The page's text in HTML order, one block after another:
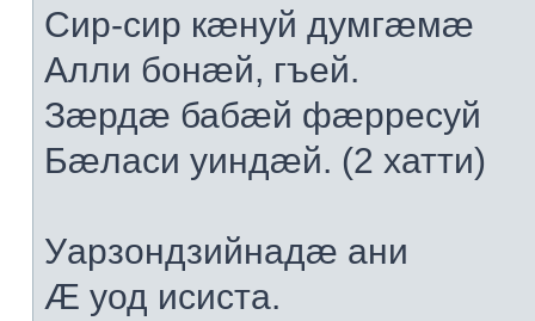
Сир-сир кæнуй думгæмæ
Алли бонæй, гъей.
Зæрдæ бабæй фæрресуй
Бæласи уиндæй. (2 хатти)
Уарзондзийнадæ ани
Æ уод исиста.